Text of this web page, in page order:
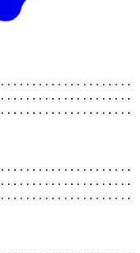
. . . . . . . . . . . . . . . . . . . .
. . . . . . . . . . . . . . . . . . . .
. . . . . . . . . . . . . . . . . . . .
. . . . . . . . . . . . . . . . . . . .
. . . . . . . . . . . . . . . . . . . .
. . . . . . . . . . . . . . . . . . . .